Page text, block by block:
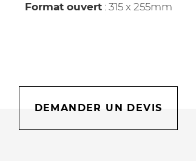
Format ouvert: 315 x 255mm
DEMANDER UN DEVIS